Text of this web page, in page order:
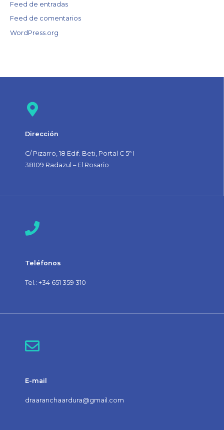
Feed de entradas
Feed de comentarios
WordPress.org
Dirección
C/ Pizarro, 18 Edif. Beti, Portal C 5º I
38109 Radazul – El Rosario
Teléfonos
Tel.: +34 651 359 310
E-mail
draaranchaardura@gmail.com